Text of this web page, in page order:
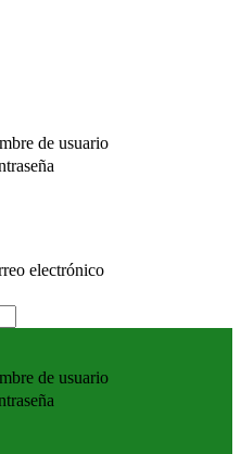
de usuario
electrónico
de usuario